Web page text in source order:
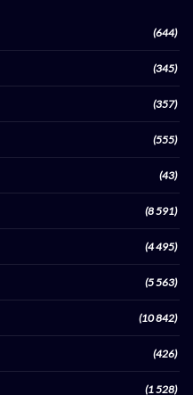
(644)
(345)
(357)
(555)
(43)
(8 591)
(4 495)
(5 563)
(10 842)
(426)
(1 528)